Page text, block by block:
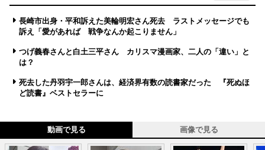
長崎市出身・平和訴えた美輪明宏さん死去 ラストメッセージでも
訴え「愛があれば 戦争なんか起こりません」
つげ義春さんと白土三平さん カリスマ漫画家、二人の「違い」と
は？
死去した丹羽宇一郎さんは、経済界有数の読書家だった 『死ぬほ
ど読書』ベストセラーに
動画で見る 画像で見る